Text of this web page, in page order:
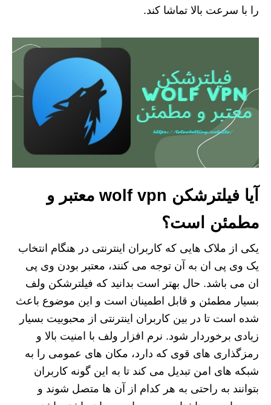
را با سرعت بالا تماشا کند.
آیا فیلترشکن wolf vpn معتبر و
مطمئن است؟
یکی از ملاک هایی که کاربران اینترنتی در هنگام انتخاب
یک وی پی ان به آن توجه می کنند، معتبر بودن وی پی
ان می باشد. حال بهتر است بدانید که فیلترشکن ولف
بسیار مطمئن و قابل اطمینان است و این موضوع باعث
شده است تا در بین کاربران اینترنتی از محبوبیت بسیار
زیادی برخوردار شود. نرم افزار ولف با امنیت بالا و
رمزگذاری های قوی که دارد، مکان های عمومی را به
شبکه های امن تبدیل می کند تا به این گونه کاربران
بتوانند به راحتی به هر کدام از آن ها متصل شوند و